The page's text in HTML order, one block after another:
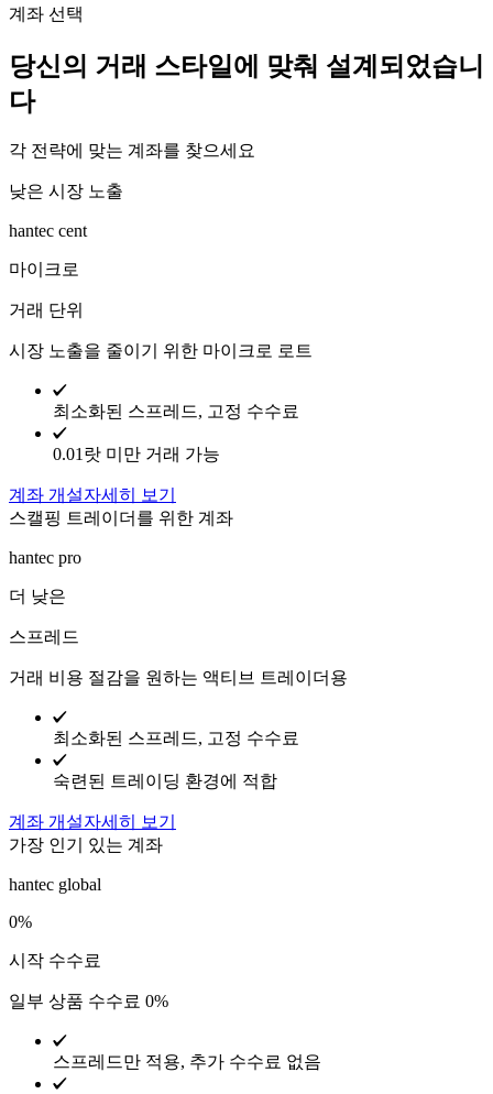
계좌 선택
당신의 거래 스타일에 맞춰 설계되었습니
다
각 전략에 맞는 계좌를 찾으세요
낮은 시장 노출
hantec cent
마이크로
거래 단위
시장 노출을 줄이기 위한 마이크로 로트
최소화된 스프레드, 고정 수수료
0.01랏 미만 거래 가능
계좌 개설자세히 보기
스캘핑 트레이더를 위한 계좌
hantec pro
더 낮은
스프레드
거래 비용 절감을 원하는 액티브 트레이더용
최소화된 스프레드, 고정 수수료
숙련된 트레이딩 환경에 적합
계좌 개설자세히 보기
가장 인기 있는 계좌
hantec global
0%
시작 수수료
일부 상품 수수료 0%
스프레드만 적용, 추가 수수료 없음